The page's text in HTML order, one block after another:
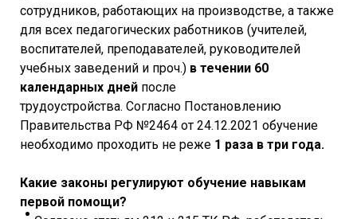
сотрудников, работающих на производстве, а также
для всех педагогических работников (учителей,
воспитателей, преподавателей, руководителей
учебных заведений и проч.) в течении 60
календарных дней после
трудоустройства. Согласно Постановлению
Правительства РФ №2464 от 24.12.2021 обучение
необходимо проходить не реже 1 раза в три года.
Какие законы регулируют обучение навыкам
первой помощи?